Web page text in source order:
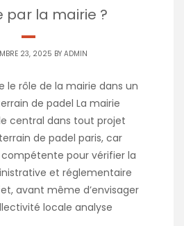
par la mairie ?
23, 2025 BYADMIN
le rôle de la mairie dans un
de padel La mairie
central dans tout projet
de padel paris, car
compétente pour vérifier la
et réglementaire
avant même d’envisager
locale analyse